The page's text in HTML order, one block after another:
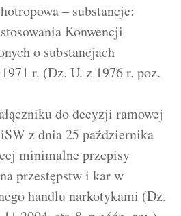
– substancje:
Konwencji
o substancjach
r. (Dz. U. z 1976 r. poz.
do decyzji ramowej
z dnia 25 października
minimalne przepisy
przestępstw i kar w
handlu narkotykami (Dz.